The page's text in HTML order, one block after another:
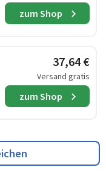
zum Shop
37,64 €
Versand gratis
zum Shop